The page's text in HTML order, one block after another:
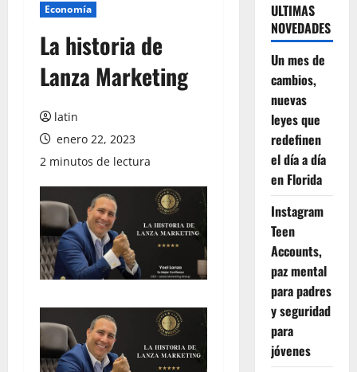
Economía
La historia de
Lanza Marketing
latin
enero 22, 2023
2 minutos de lectura
ULTIMAS
NOVEDADES
Un mes de
cambios,
nuevas
leyes que
redefinen
el día a día
en Florida
Instagram
Teen
Accounts,
paz mental
para padres
y seguridad
para
jóvenes